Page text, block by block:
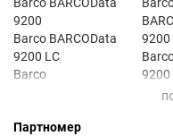
9200
Barco BARCOData
9200 LC
Barco
Barco
9200
9200
Партномер